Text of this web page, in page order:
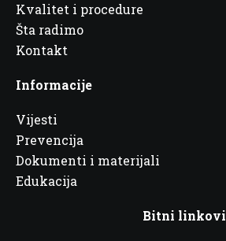
Kvalitet i procedure
Šta radimo
Kontakt
Informacije
Vijesti
Prevencija
Dokumenti i materijali
Edukacija
Bitni linkovi